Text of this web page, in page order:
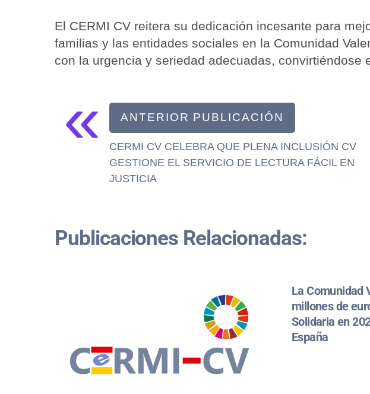
El CERMI CV reitera su dedicación incesante para
familias y las entidades sociales en la Comunidad
con la urgencia y seriedad adecuadas, convirtiéndose
« ANTERIOR PUBLICACIÓN
CERMI CV CELEBRA QUE PLENA INCLUSIÓN CV
GESTIONE EL SERVICIO DE LECTURA FÁCIL EN
JUSTICIA
Publicaciones Relacionadas:
La Comunidad
millones de
Solidaria en
España